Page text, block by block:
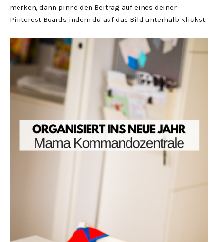
merken, dann pinne den Beitrag auf eines deiner
Pinterest Boards indem du auf das Bild unterhalb klickst: